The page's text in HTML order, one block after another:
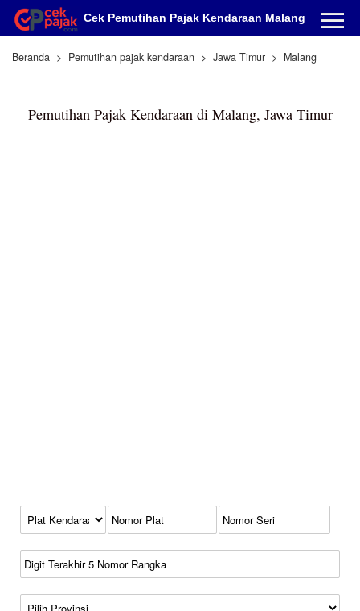
Cek Pemutihan Pajak Kendaraan Malang
Beranda Pemutihan pajak kendaraan Jawa Timur Malang
Pemutihan Pajak Kendaraan di Malang, Jawa Timur
Kode Plat Kendaraan
No Plat
No Seri
No Rangka
Wilayah